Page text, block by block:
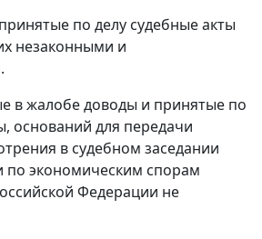
по делу судебные акты
незаконными и
в жалобе доводы и принятые по
оснований для передачи
в судебном заседании
по экономическим спорам
Федерации не